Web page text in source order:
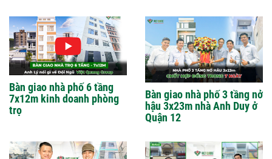
Bàn giao nhà phố 6 tầng
7x12m kinh doanh phòng
trọ
Bàn giao nhà phố 3 tầng nở
hậu 3x23m nhà Anh Duy ở
Quận 12